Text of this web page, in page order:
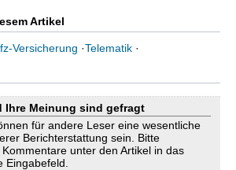
Artikel
Versicherung ·Telematik ·
Ihre Meinung sind gefragt
für andere Leser eine wesentliche
Berichterstattung sein. Bitte
unter den Artikel in das
Eingabefeld.